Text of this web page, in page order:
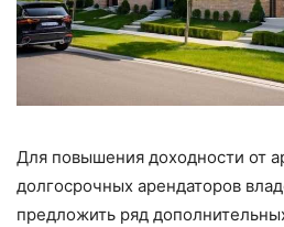
Для повышения доходности от
долгосрочных арендаторов
предложить ряд